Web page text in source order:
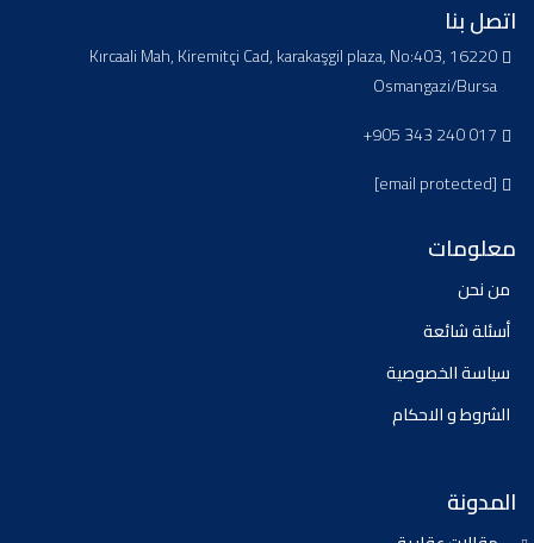
اتصل بنا
Kırcaali Mah, Kiremitçi Cad, karakaşgil plaza, No:403, 16220
Osmangazi/Bursa
+905 343 240 017
[email protected]
معلومات
من نحن
أسئلة شائعة
سياسة الخصوصية
الشروط و الاحكام
المدونة